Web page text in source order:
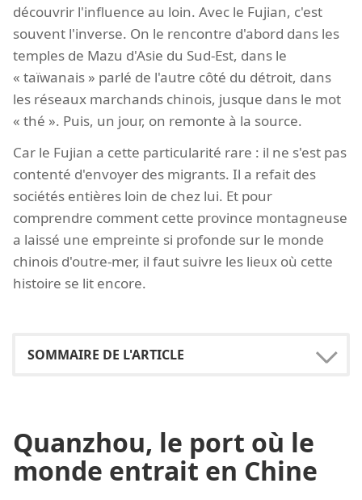
découvrir l'influence au loin. Avec le Fujian, c'est
souvent l'inverse. On le rencontre d'abord dans les
temples de Mazu d'Asie du Sud-Est, dans le
« taïwanais » parlé de l'autre côté du détroit, dans
les réseaux marchands chinois, jusque dans le mot
« thé ». Puis, un jour, on remonte à la source.
Car le Fujian a cette particularité rare : il ne s'est pas
contenté d'envoyer des migrants. Il a refait des
sociétés entières loin de chez lui. Et pour
comprendre comment cette province montagneuse
a laissé une empreinte si profonde sur le monde
chinois d'outre-mer, il faut suivre les lieux où cette
histoire se lit encore.
Quanzhou, le port où le
monde entrait en Chine